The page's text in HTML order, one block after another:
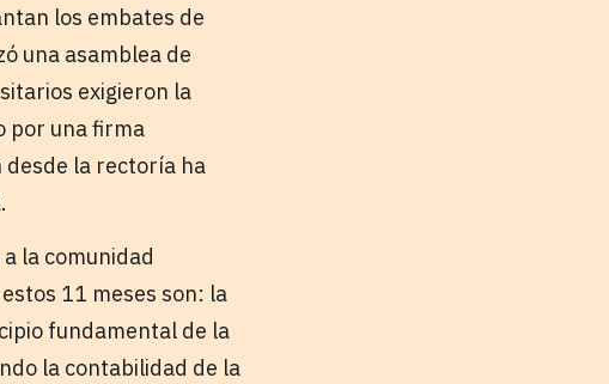
los embates de
una asamblea de
exigieron la
por una firma
desde la rectoría ha
la comunidad
11 meses son: la
fundamental de la
la contabilidad de la